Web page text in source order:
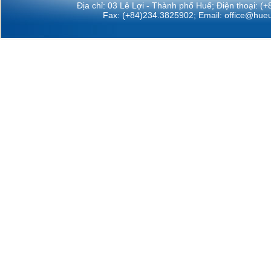
Địa chỉ: 03 Lê Lợi - Thành phố Huế; Điện thoại:
Fax: (+84)234.3825902; Email: